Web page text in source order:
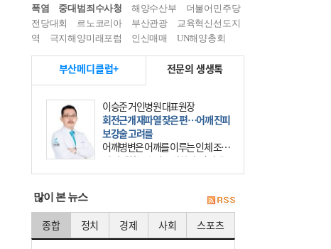
폭염 중대범죄수사청 해양수산부
더불어민주당
전당대회
르노코리아 부산관광
교육혁신선도지
역
극지해양미래포럼 인신매매 UN해양총회
부산메디클럽+ 전문의 생생톡
이승준 거인병원 대표원장
회전근개 재파열 잦은 편…어깨 진피
보강술 고려를
어깨병변은 어깨를 이루는 인체 조직
에 발생하는 손상을 말한다. 여기에
는 오십견과 회전근개 증후군, 어깨
많이 본 뉴스
종합 정치 경제 사회 스포츠